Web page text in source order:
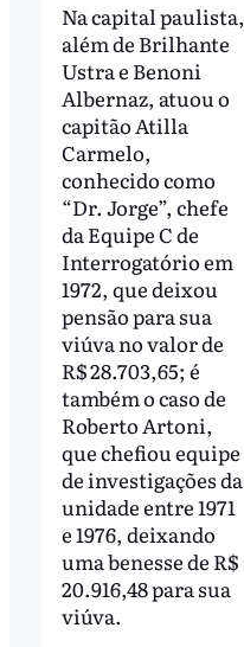
Na capital paulista,
além de Brilhante
Ustra e Benoni
Albernaz, atuou o
capitão Atilla
Carmelo,
conhecido como
“Dr. Jorge”, chefe
da Equipe C de
Interrogatório em
1972, que deixou
pensão para sua
viúva no valor de
R$ 28.703,65; é
também o caso de
Roberto Artoni,
que chefiou equipe
de investigações da
unidade entre 1971
e 1976, deixando
uma benesse de R$
20.916,48 para sua
viúva.